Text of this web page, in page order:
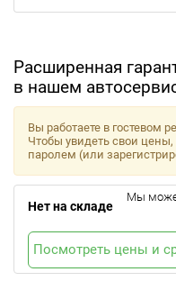
Расширенная
в нашем
Вы работаете в гостевом
Чтобы увидеть свои
паролем (или
Нет на складе
Мы
Посмотреть цены и